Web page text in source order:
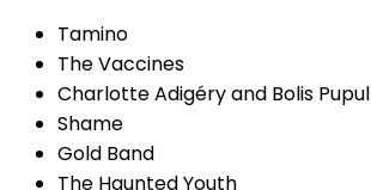
Tamino
The Vaccines
Charlotte Adigéry and Bolis Pupul
Shame
Gold Band
The Haunted Youth